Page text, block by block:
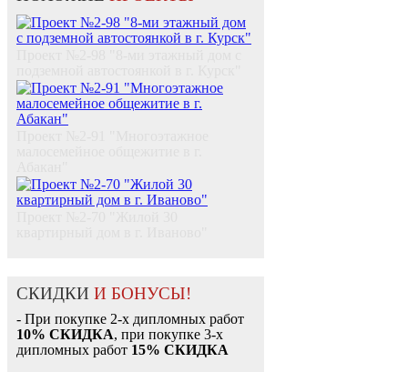
СКИДКИ И БОНУСЫ!
- При покупке 2-х дипломных работ
10% СКИДКА, при покупке 3-х
дипломных работ 15% СКИДКА